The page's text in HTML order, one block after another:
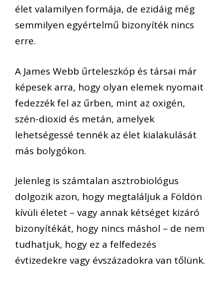
élet valamilyen formája, de ezidáig még
semmilyen egyértelmű bizonyíték nincs
erre.
A James Webb űrteleszkóp és társai már
képesek arra, hogy olyan elemek nyomait
fedezzék fel az űrben, mint az oxigén,
szén-dioxid és metán, amelyek
lehetségessé tennék az élet kialakulását
más bolygókon.
Jelenleg is számtalan asztrobiológus
dolgozik azon, hogy megtaláljuk a Földön
kívüli életet – vagy annak kétséget kizáró
bizonyítékát, hogy nincs máshol – de nem
tudhatjuk, hogy ez a felfedezés
évtizedekre vagy évszázadokra van tőlünk.